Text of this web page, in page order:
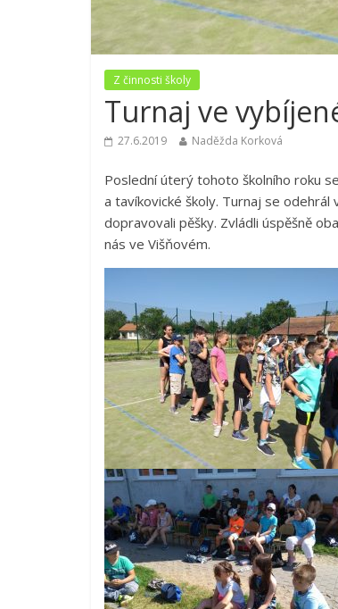
Z činnosti školy
Turnaj ve
27.6.2019 Naděžda Korková
Poslední úterý tohoto školního roku
a tavíkovické školy. Turnaj se odehrál
dopravovali pěšky. Zvládli úspěšně
nás ve Višňovém.